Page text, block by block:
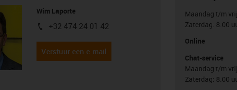
Wim Laporte
igus-icon-phone
+32 474 24 01 42
Verstuur een e-mail
Maandag t/m
Zaterdag: 8.00
Online
Chat-service
Maandag t/m
Zaterdag: 8.00